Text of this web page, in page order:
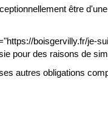
être
boisgervilly.fr/je-
pour des raisons de
autres obligations